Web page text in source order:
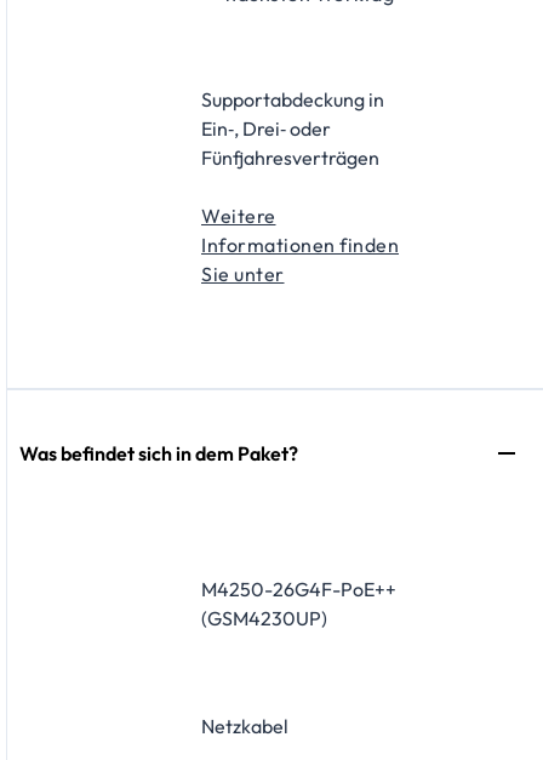
Supportabdeckung in
Ein‑, Drei‑ oder
Fünfjahresverträgen
Weitere
Informationen finden
Sie unter
Was befindet sich in dem Paket?
M4250-26G4F-PoE++
(GSM4230UP)
Netzkabel